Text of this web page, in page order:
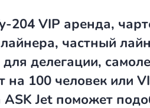
204 VIP аренда,
, частный
делегации,
на 100 человек или
Jet поможет